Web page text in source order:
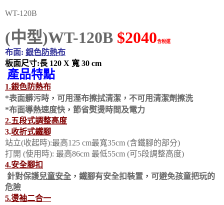
WT-120B
(中型)WT-120B $2040含稅運
布面: 銀色防熱布
板面尺寸:長 120 X 寬 30 cm
產品特點
1.銀色防熱布
*表面髒污時 ， 可用溼布擦拭清潔，不可用清潔劑擦洗
*布面導熱速度快 ， 節省熨燙時間及電力
2.五段式調整高度
3.收折式鐵腳
站立(收起時):最高125 cm最寬35cm (含鐵腳的部分)
打開 (使用時): 最高86cm 最低55cm (可5段調整高度)
4.安全腳扣
針對保護兒童安全 ， 鐵腳有安全扣裝置 ， 可避免孩童把玩的
危險
5.燙袖二合一